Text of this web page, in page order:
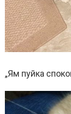
„Ям пуйка